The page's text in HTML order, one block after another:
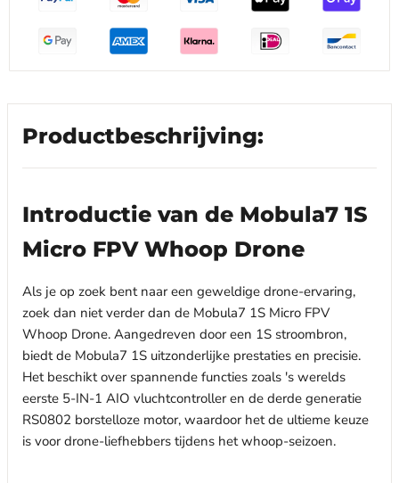
Productbeschrijving:
Introductie van de Mobula7 1S
Micro FPV Whoop Drone
Als je op zoek bent naar een geweldige drone-ervaring,
zoek dan niet verder dan de Mobula7 1S Micro FPV
Whoop Drone. Aangedreven door een 1S stroombron,
biedt de Mobula7 1S uitzonderlijke prestaties en precisie.
Het beschikt over spannende functies zoals 's werelds
eerste 5-IN-1 AIO vluchtcontroller en de derde generatie
RS0802 borstelloze motor, waardoor het de ultieme keuze
is voor drone-liefhebbers tijdens het whoop-seizoen.